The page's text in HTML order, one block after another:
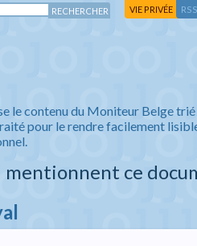
VIE PRIVÉE RSS
le contenu du Moniteur Belge
pour le rendre facilement
mentionnent ce